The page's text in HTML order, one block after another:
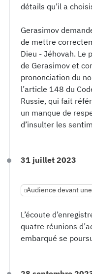
détails qu’il a
Gerasimov
de mettre
Dieu - Jéhovah. Le
de Gerasimov et
prononciation du
l’article 148 du
Russie, qui fait
un manque de
d’insulter les
31 juillet 2023
Audience devant
L’écoute
quatre réunions
embarqué se